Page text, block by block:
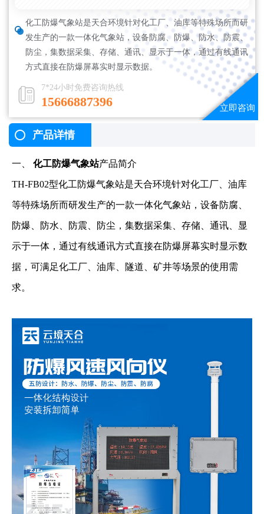
化工防爆气象站是天合环境针对化工厂、油库等特殊场所而研
发生产的一款一体化气象站，设备防腐、防爆、防水、防震、
防尘，集数据采集、存储、通讯、显示于一体，通过有线通讯
方式直接在防爆屏幕实时显示数据。
7*24小时免费咨询热线
15666887396
产品详情
一、 化工防爆气象站产品简介
TH-FB02型化工防爆气象站是天合环境针对化工厂、油库
等特殊场所而研发生产的一款一体化气象站，设备防腐、
防爆、防水、防震、防尘，集数据采集、存储、通讯、显
示于一体，通过有线通讯方式直接在防爆屏幕实时显示数
据，可满足化工厂、油库、隧道、矿井等场景的使用需
求。